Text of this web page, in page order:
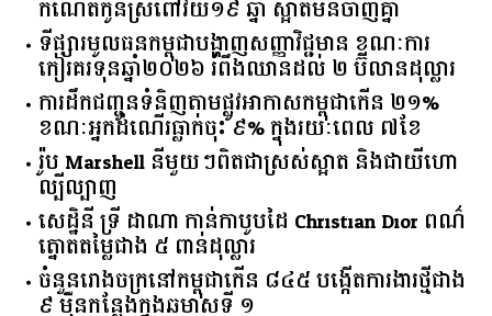
កំណើតកូនស្រីពៅវ័យ១៩ ឆ្នាំ ស្អាតមិនចាញ់គ្នា
ទីផ្សារ​មូលធន​កម្ពុជា​បង្ហាញ​សញ្ញា​វិជ្ជមាន​ ​ខណៈ​ការ​
កៀរគរ​ទុន​ឆ្នាំ​២០២៦​ ​រំពឹង​ឈានដល់​ ​២​ ​ប៊ីលាន​ដុល្លារ​
ការដឹកជញ្ជូនទំនិញតាមផ្លូវអាកាសកម្ពុជាកើន ២១%
ខណៈអ្នកដំណើរធ្លាក់ចុះ ៩% ក្នុងរយៈពេល ៧ខែ
រ៉ូប Marshell នីមួយៗពិតជាស្រស់ស្អាត និងជាយីហោ
ល្បីល្បាញ
សេដ្ឋិនី ទ្រី ដាណា កាន់កាបូបដៃ Christian Dior ពណ៌
ត្នោតតម្លៃជាង ៥ ពាន់ដុល្លារ
ចំនួន​រោងចក្រ​នៅ​កម្ពុជា​កើន​ ​៨៤៥​ ​បង្កើត​ការងារ​ថ្មី​ជាង​
​៩​ ​ម៉ឺន​កន្លែង​ក្នុង​ឆមាស​ទី ​១​